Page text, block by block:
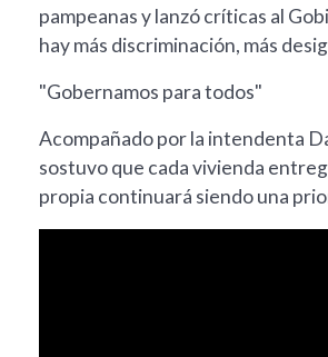
pampeanas y lanzó críticas al
hay más discriminación, más
"Gobernamos para todos"
Acompañado por la intendenta
sostuvo que cada vivienda
propia continuará siendo una